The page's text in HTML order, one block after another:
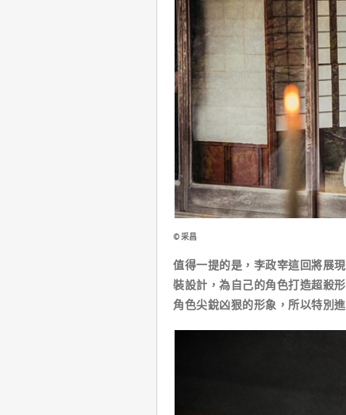
©采昌
值得一提的是，李政宰這回將展
裝設計，為自己的角色打造超殺
角色尖銳凶狠的形象，所以特別